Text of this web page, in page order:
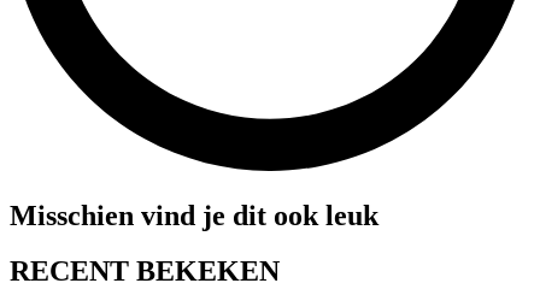
Misschien vind je dit ook leuk
RECENT BEKEKEN